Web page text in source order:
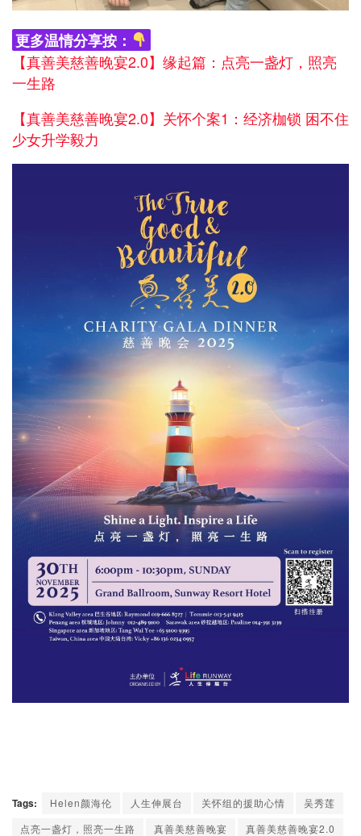
更多温情分享按：
【真善美慈善晚宴2.0】缘起篇：点亮一盏灯，照亮
一生路
【真善美慈善晚宴2.0】关怀个案1：经济枷锁 困不住
少女升学毅力
Tags: Helen颜海伦 人生伸展台 关怀组的援助心情
吴秀莲
点亮一盏灯，照亮一生路
真善美慈善晚宴
真善美慈善晚宴2.0